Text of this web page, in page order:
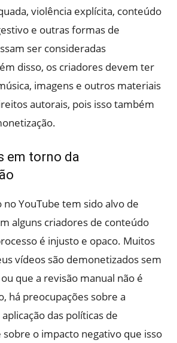
violência explícita, conteúdo
e outras formas de
ser consideradas
disso, os criadores devem ter
imagens e outros materiais
autorais, pois isso também
em torno da
YouTube tem sido alvo de
alguns criadores de conteúdo
é injusto e opaco. Muitos
vídeos são demonetizados sem
que a revisão manual não é
há preocupações sobre a
das políticas de
o impacto negativo que isso